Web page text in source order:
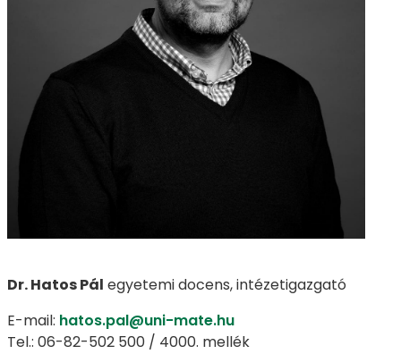
Dr. Hatos Pál egyetemi docens, intézetigazgató
E-mail: hatos.pal@uni-mate.hu
Tel.: 06-82-502 500 / 4000. mellék